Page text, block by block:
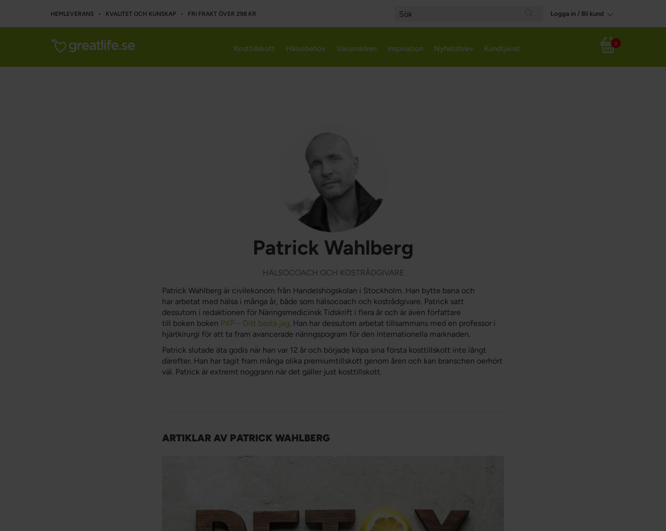
HEMLEVERANS • KVALITET OCH KUNSKAP • FRI FRAKT ÖVER 298 KR
Search
Logga in / Bli kund
Varukorg
0
Kosttillskott Hälsobehov Varumärken Inspiration Nyhetsbrev Kundtjänst
Patrick Wahlberg
HÄLSOCOACH OCH KOSTRÅDGIVARE
Patrick Wahlberg är civilekonom från Handelshögskolan i Stockholm. Han bytte bana och
har arbetat med hälsa i många år, både som hälsocoach och kostrådgivare. Patrick satt
dessutom i redaktionen för Näringsmedicinsk Tidskrift i flera år och är även författare
till boken boken PXP – Ditt bästa jag. Han har dessutom arbetat tillsammans med en professor i
hjärtkirurgi för att ta fram avancerade näringspogram för den internationella marknaden.
Patrick slutade äta godis när han var 12 år och började köpa sina första kosttillskott inte långt
därefter. Han har tagit fram många olika premiumtillskott genom åren och kan branschen oerhört
väl. Patrick är extremt noggrann när det gäller just kosttillskott.
ARTIKLAR AV PATRICK WAHLBERG